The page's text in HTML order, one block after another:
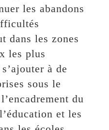
les abandons
dans les zones
les plus
à de
sous le
du
et les